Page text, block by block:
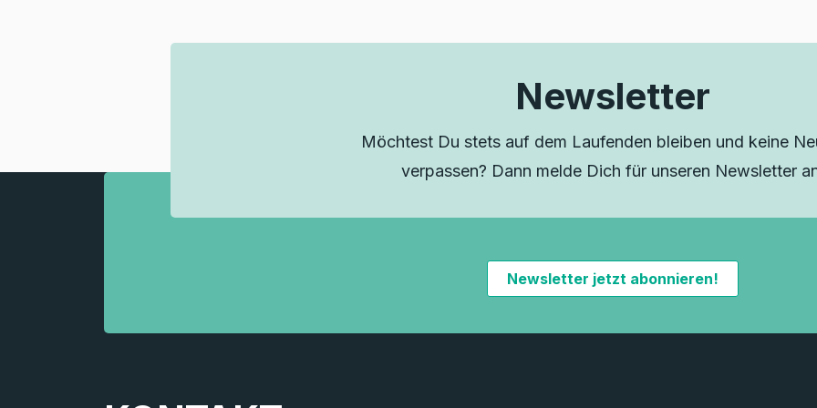
Newsletter
Möchtest Du stets auf dem Laufenden bleiben und keine
verpassen? Dann melde Dich für unseren Newsletter
Newsletter jetzt abonnieren!